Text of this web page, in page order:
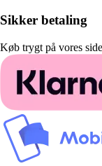
Sikker betaling
Køb trygt på vores side